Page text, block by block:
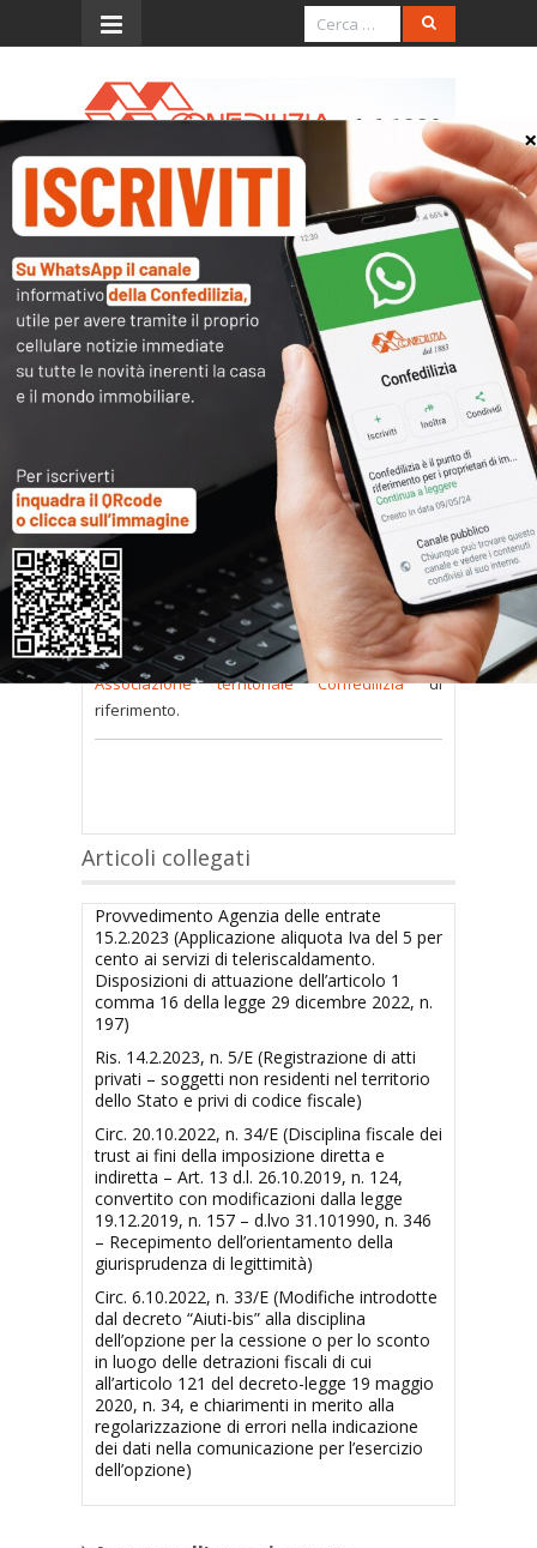
Menu
Circ. Min. Lavori pubblici
23.2.2001 (sospensione
delle procedure di sfratto)
L’accesso al contenuto
completo è riservato ai
soli utenti abilitati.
Tutti i documenti presenti nelle Banche dati
sonoa disposizione dei soci ma per poterli
consultare occorre
inserire i dati di accesso
nel modulo a destra della pagina
Se non possiedi nome utente e password
oppure li haismarriti richiedili alla tua
Associazione territoriale Confediliziadi
riferimento.
Articoli collegati
Provvedimento Agenzia delle entrate
15.2.2023 (Applicazione aliquota Iva del 5 per
cento ai servizi di teleriscaldamento.
Disposizioni di attuazione dell’articolo 1
comma 16 della legge 29 dicembre 2022, n.
197)
Ris. 14.2.2023, n. 5/E (Registrazione di atti
privati – soggetti non residenti nel territorio
dello Stato e privi di codice fiscale)
Circ. 20.10.2022, n. 34/E (Disciplina fiscale dei
trust ai fini della imposizione diretta e
indiretta – Art. 13 d.l. 26.10.2019, n. 124,
convertito con modificazioni dalla legge
19.12.2019, n. 157 – d.lvo 31.101990, n. 346
– Recepimento dell’orientamento della
giurisprudenza di legittimità)
Circ. 6.10.2022, n. 33/E (Modifiche introdotte
dal decreto “Aiuti-bis” alla disciplina
dell’opzione per la cessione o per lo sconto
in luogo delle detrazioni fiscali di cui
all’articolo 121 del decreto-legge 19 maggio
2020, n. 34, e chiarimenti in merito alla
regolarizzazione di errori nella indicazione
dei dati nella comunicazione per l’esercizio
dell’opzione)